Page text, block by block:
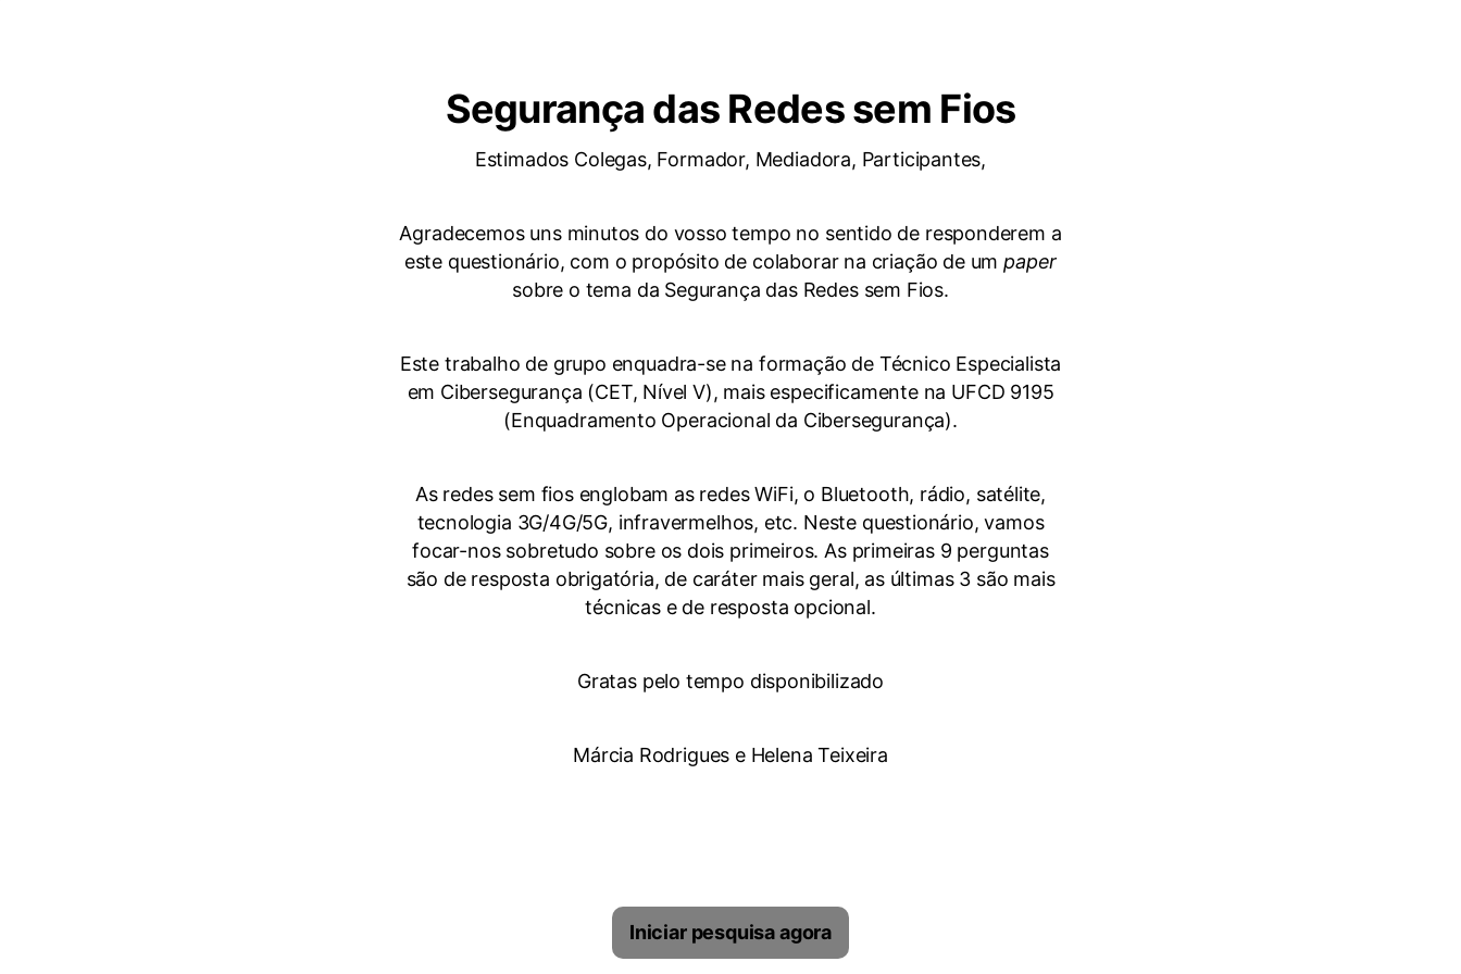
Segurança das Redes sem Fios
Estimados Colegas, Formador, Mediadora, Participantes,
Agradecemos uns minutos do vosso tempo no sentido de responderem a
este questionário, com o propósito de colaborar na criação de umpaper
sobre o tema da Segurança das Redes sem Fios.
Este trabalho de grupo enquadra-se na formação de Técnico Especialista
em Cibersegurança (CET, Nível V), mais especificamente na UFCD 9195
(Enquadramento Operacional da Cibersegurança).
As redes sem fios englobam as redes WiFi, o Bluetooth, rádio, satélite,
tecnologia 3G/4G/5G, infravermelhos, etc. Neste questionário, vamos
focar-nos sobretudo sobre os dois primeiros. As primeiras 9 perguntas
são de resposta obrigatória, de caráter mais geral, as últimas 3 são mais
técnicas e de resposta opcional.
Gratas pelo tempo disponibilizado
Márcia Rodrigues e Helena Teixeira
Iniciar pesquisa agora